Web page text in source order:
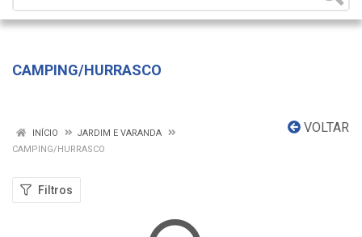
CAMPING/HURRASCO
VOLTAR
INÍCIO
JARDIM E VARANDA
CAMPING/HURRASCO
Filtros